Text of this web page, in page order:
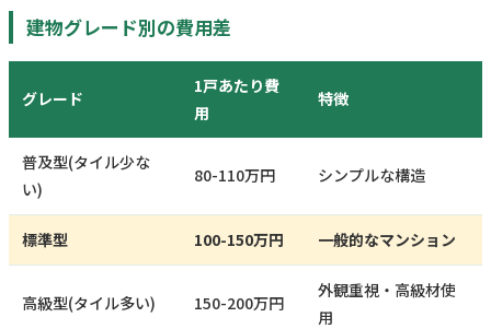
建物グレード別の費用差
グレード
1戸あたり費
用
特徴
普及型(タイル少な
い)
80-110万円 シンプルな構造
標準型 100-150万円 一般的なマンション
高級型(タイル多い) 150-200万円
外観重視・高級材使
用